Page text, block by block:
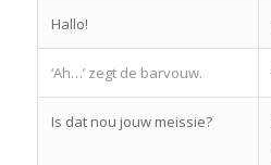
Hallo!
‘Ah…’ zegt de barvouw.
Is dat nou jouw meissie?